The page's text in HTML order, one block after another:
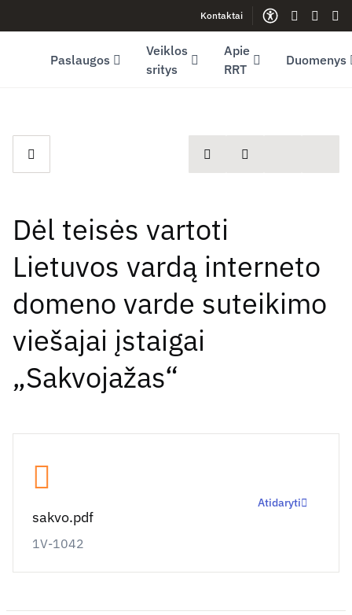
Youtube (opens in new window)Kontaktai
Gestų
Paslaugos
Veiklos
sritys
Apie
RRT
Duomenys
spausdintiDalintis
Dėl teisės vartoti
Lietuvos vardą interneto
domeno varde suteikimo
viešajai įstaigai
„Sakvojažas“
sakvo.pdf
1V-1042
Atidaryti